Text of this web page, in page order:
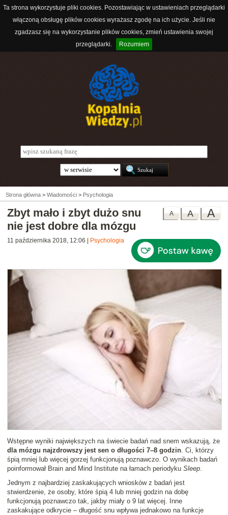
Ta strona wykorzystuje pliki cookies. Pozostawiając w ustawieniach przeglądarki
włączoną obsługę plików cookies wyrażasz zgodę na ich użycie. Jeśli nie
zgadzasz się na wykorzystanie plików cookies, zmień ustawienia swojej
przeglądarki.
Rozumiem
Strona główna > Wiadomości > Psychologia
A
A
A
Zbyt mało i zbyt dużo snu
nie jest dobre dla mózgu
11 października 2018, 12:06 Psychologia
Wstępne wyniki największych na świecie badań nad snem wskazują, że
dla mózgu najzdrowszy jest sen o długości 7–8 godzin. Ci, którzy
śpią mniej lub więcej gorzej funkcjonują poznawczo. O wynikach badań
poinformował Brain and Mind Institute na łamach periodyku Sleep.
Jednym z najbardziej zaskakujących wniosków z badań jest
stwierdzenie, że osoby, które śpią 4 lub mniej godzin na dobę
funkcjonują poznawczo tak, jakby miały o 9 lat więcej. Inne
zaskakujące odkrycie – długość snu wpływa jednakowo na funkcje